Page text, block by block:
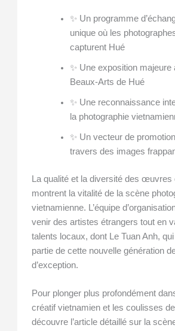
✨ Un programme
unique où les
capturent Hué
✨ Une exposition majeure
Beaux-Arts de Hué
✨ Une reconnaissance
la photographie
✨ Un vecteur de
travers des images
La qualité et la diversité des œuvres
montrent la vitalité de la scène
vietnamienne. L’équipe
venir des artistes étrangers tout en
talents locaux, dont Le Tuan Anh,
partie de cette nouvelle génération
d’exception.
Pour plonger plus profondément
créatif vietnamien et les coulisses
découvre l’article détaillé sur la